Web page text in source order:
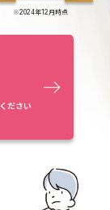
※2024年12月時点
ださい